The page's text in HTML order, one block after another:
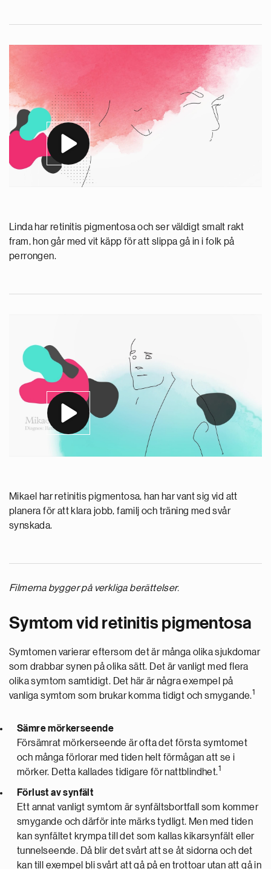
Linda har retinitis pigmentosa och ser väldigt smalt rakt
fram, hon går med vit käpp för att slippa gå in i folk på
perrongen.
Mikael har retinitis pigmentosa, han har vant sig vid att
planera för att klara jobb, familj och träning med svår
synskada.
Filmerna bygger på verkliga berättelser.
Symtom vid retinitis pigmentosa
Symtomen varierar eftersom det är många olika sjukdomar
som drabbar synen på olika sätt. Det är vanligt med flera
olika symtom samtidigt. Det här är några exempel på
vanliga symtom som brukar komma tidigt och smygande.1
Sämre mörkerseende
Försämrat mörkerseende är ofta det första symtomet
och många förlorar med tiden helt förmågan att se i
mörker. Detta kallades tidigare för nattblindhet.1
Förlust av synfält
Ett annat vanligt symtom är synfältsbortfall som kommer
smygande och därför inte märks tydligt. Men med tiden
kan synfältet krympa till det som kallas kikarsynfält eller
tunnelseende. Då blir det svårt att se åt sidorna och det
kan till exempel bli svårt att gå på en trottoar utan att gå in